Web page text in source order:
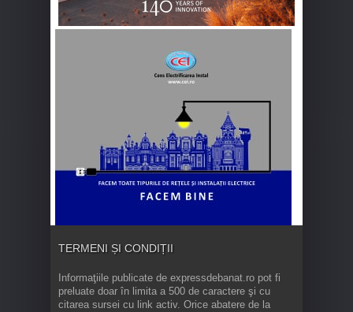
TERMENI ȘI CONDIȚII
Informaţiile publicate de expressdebanat.ro pot fi
preluate doar în limita a 500 de caractere şi cu
citarea sursei cu link activ. Orice abatere de la